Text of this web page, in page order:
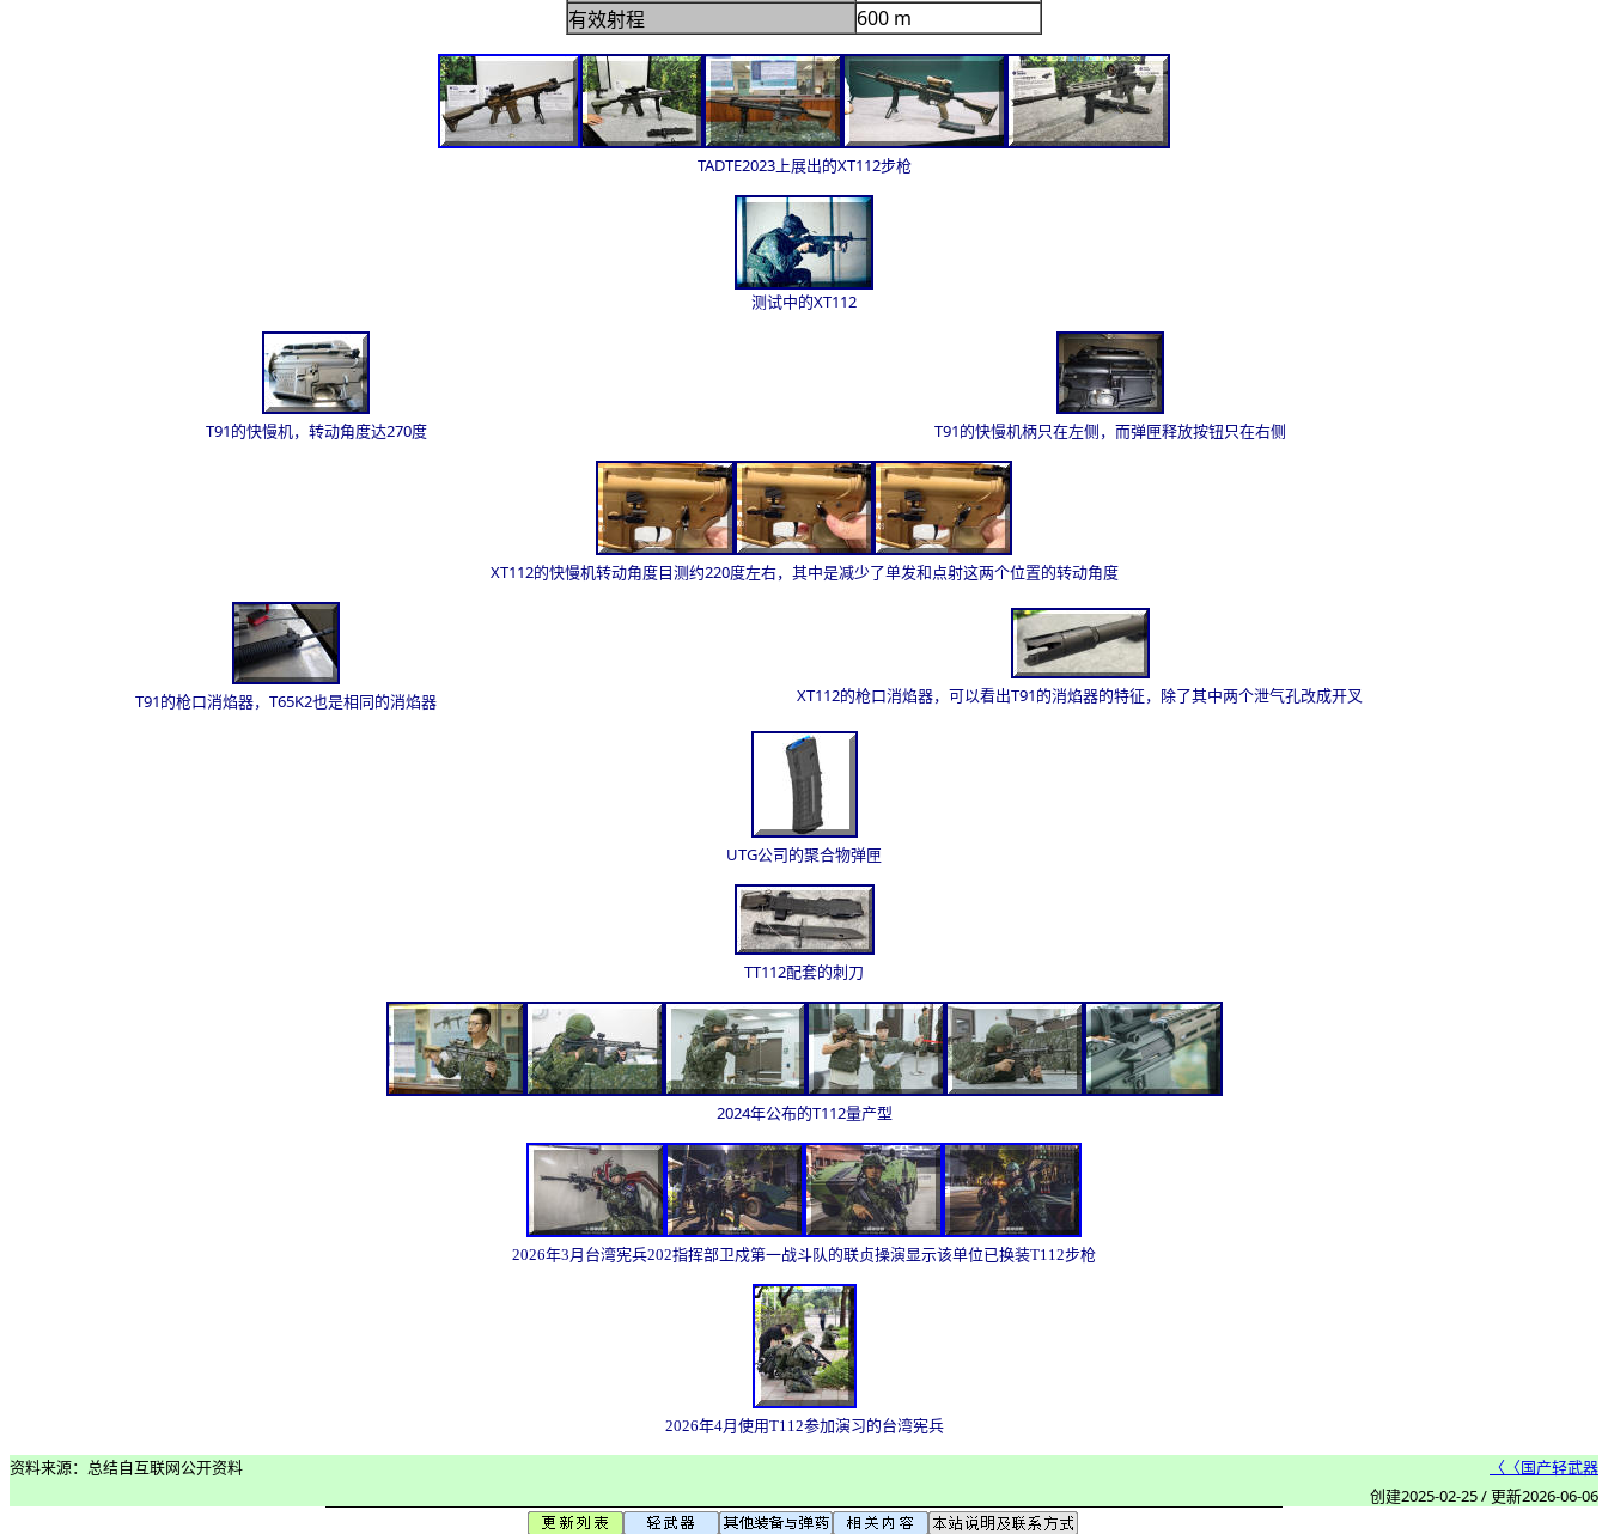
有效射程
600 m
TADTE2023上展出的XT112步枪
测试中的XT112
T91的快慢机，转动角度达270度 T91的快慢机柄只在左侧，而弹匣释放按钮只在右侧
XT112的快慢机转动角度目测约220度左右，其中是减少了单发和点射这两个位置的转动角度
T91的枪口消焰器，T65K2也是相同的消焰器 XT112的枪口消焰器，可以看出T91的消焰器的特征，除了其中两个泄气孔改成开叉
UTG公司的聚合物弹匣
TT112配套的刺刀
2024年公布的T112量产型
2026年3月台湾宪兵202指挥部卫戍第一战斗队的联贞操演显示该单位已换装T112步枪
2026年4月使用T112参加演习的台湾宪兵
资料来源：总结自互联网公开资料
〈〈国产轻武器
创建2025-02-25 / 更新2026-06-06